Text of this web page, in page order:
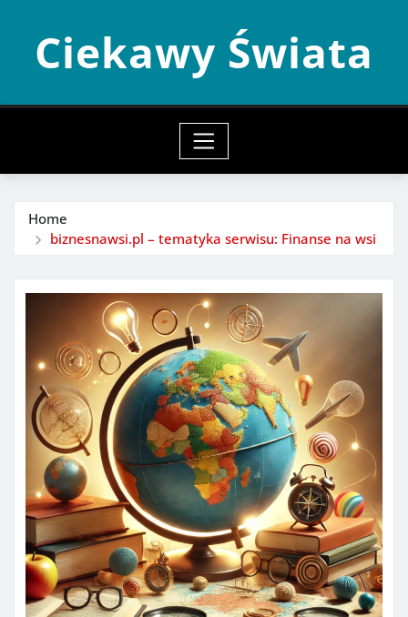
contentCiekawy Świata
Home
biznesnawsi.pl – tematyka serwisu: Finanse na wsi